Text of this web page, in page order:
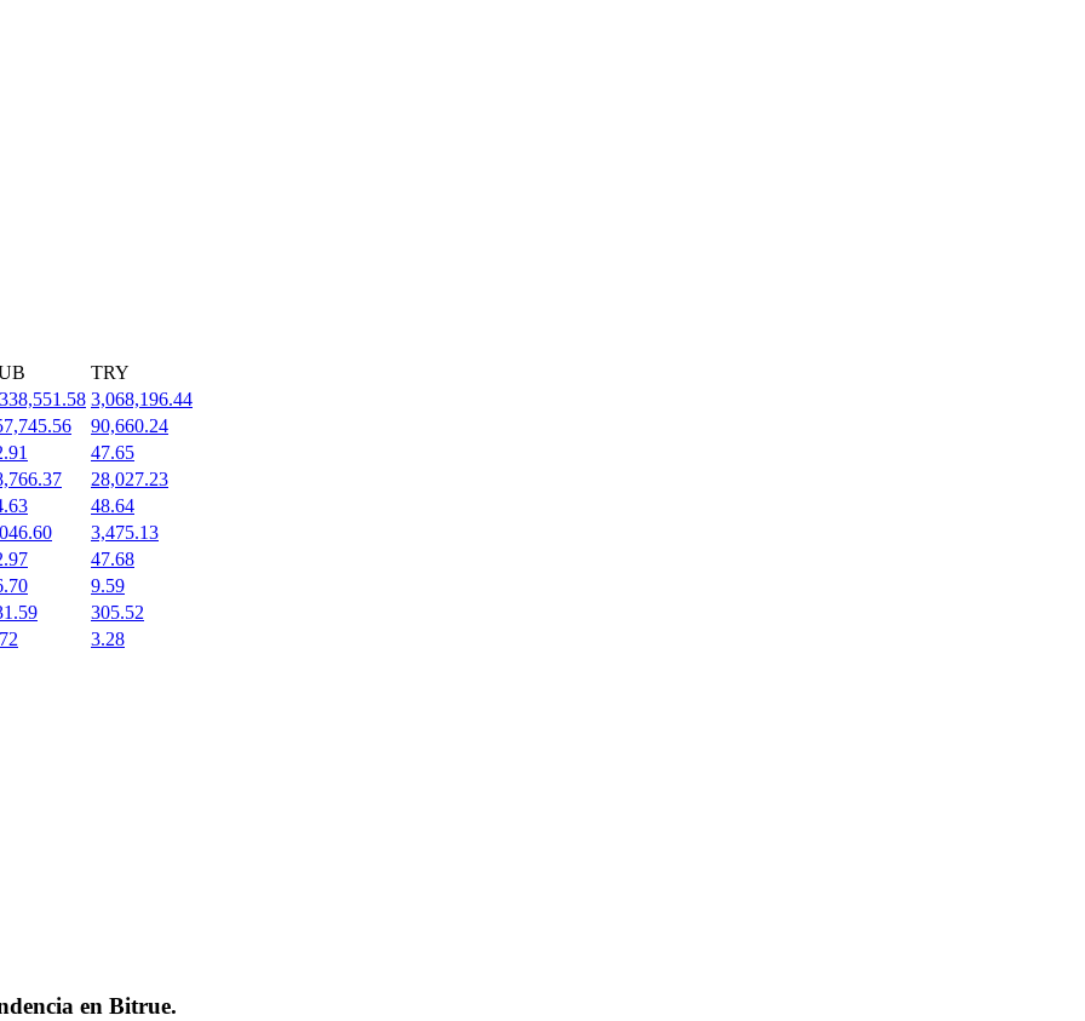
TRY
3,068,196.44
90,660.24
47.65
28,027.23
48.64
3,475.13
47.68
9.59
305.52
3.28
en Bitrue.